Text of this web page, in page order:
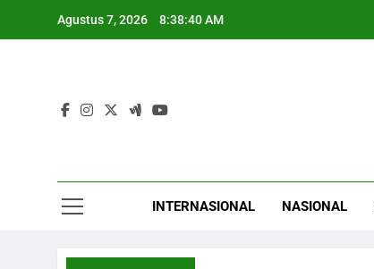
Agustus 7, 2026 8:38:41 AM
INTERNASIONAL NASIONAL